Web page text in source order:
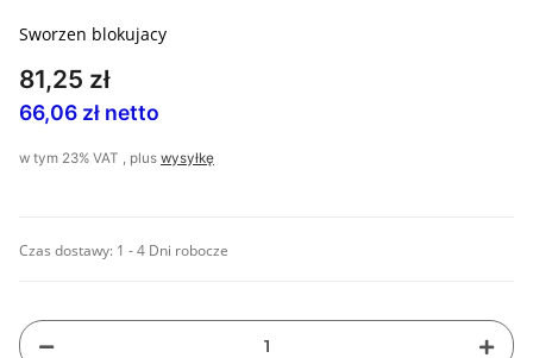
Sworzen blokujacy
81,25 zł
66,06 zł netto
w tym 23% VAT , plus wysyłkę
Czas dostawy: 1 - 4 Dni robocze